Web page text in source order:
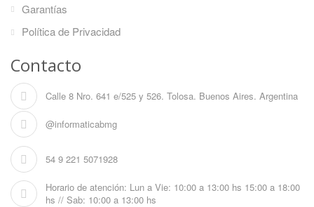
Garantías
Política de Privacidad
Contacto
Calle 8 Nro. 641 e/525 y 526. Tolosa. Buenos Aires. Argentina
@informaticabmg
54 9 221 5071928
Horario de atención: Lun a Vie: 10:00 a 13:00 hs 15:00 a 18:00
hs // Sab: 10:00 a 13:00 hs